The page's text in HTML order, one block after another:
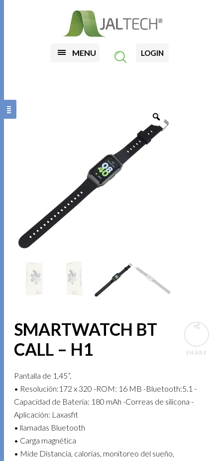
MENU LOGIN
SHARE
SMARTWATCH BT
CALL – H1
Pantalla de 1,45”.
• Resolución:172 x 320 -ROM: 16 MB -Bluetooth:5.1 -
Capacidad de Batería: 180 mAh -Correas de silicona -
Aplicación: Laxasfit
• llamadas Bluetooth
• Carga magnética
• Mide Distancia, calorías, monitoreo del sueño,